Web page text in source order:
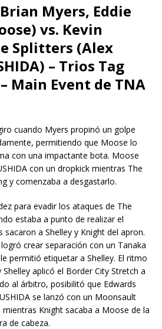
Myers, Eddie
vs. Kevin
Splitters (Alex
– Trios Tag
Main Event de TNA
cuando Myers propinó un golpe
permitiendo que Moose lo
con una impactante bota. Moose
con un dropkick mientras The
y comenzaba a desgastarlo.
para evadir los ataques de The
estaba a punto de realizar el
sacaron a Shelley y Knight del apron.
crear separación con un Tanaka
permitió etiquetar a Shelley. El ritmo
aplicó el Border City Stretch a
al árbitro, posibilitó que Edwards
se lanzó con un Moonsault
Knight sacaba a Moose de la
de cabeza.